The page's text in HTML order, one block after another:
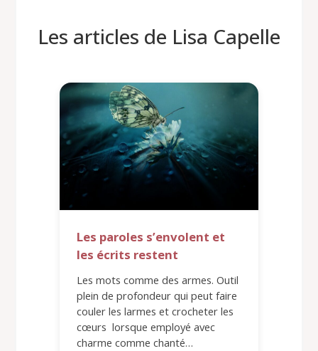
Les articles de Lisa Capelle
Les paroles s’envolent et
les écrits restent
Les mots comme des armes. Outil
plein de profondeur qui peut faire
couler les larmes et crocheter les
cœurs lorsque employé avec
charme comme chanté…